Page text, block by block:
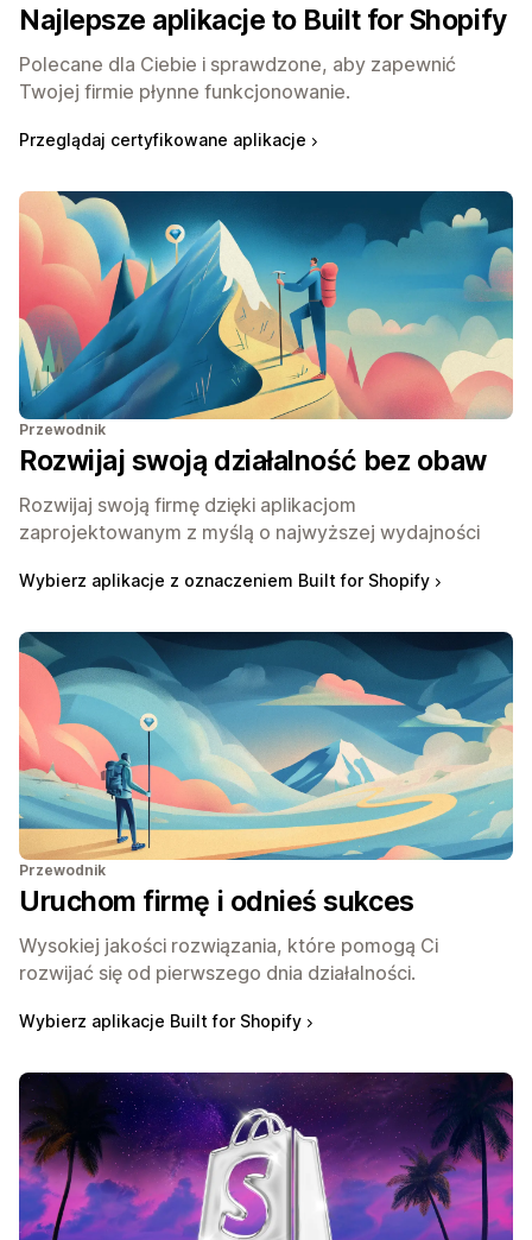
Najlepsze aplikacje to Built for Shopify
Polecane dla Ciebie i sprawdzone, aby zapewnić
Twojej firmie płynne funkcjonowanie.
Przeglądaj certyfikowane aplikacje
Przewodnik
Rozwijaj swoją działalność bez obaw
Rozwijaj swoją firmę dzięki aplikacjom
zaprojektowanym z myślą o najwyższej wydajności
Wybierz aplikacje z oznaczeniem Built for Shopify
Przewodnik
Uruchom firmę i odnieś sukces
Wysokiej jakości rozwiązania, które pomogą Ci
rozwijać się od pierwszego dnia działalności.
Wybierz aplikacje Built for Shopify